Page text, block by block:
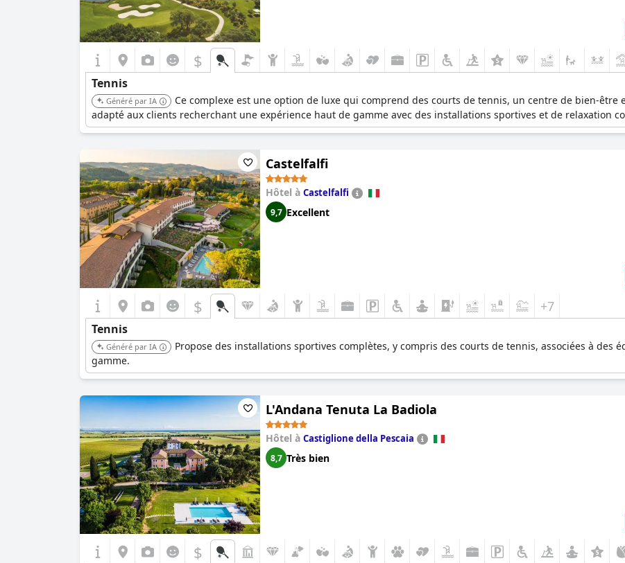
$
Tennis
Généré par IA
Ce complexe est une option de luxe qui comprend des courts de tennis, un centre de bien-
adapté aux clients recherchant une expérience haut de gamme avec des installations sportives et de relaxation
Castelfalfi
Hôtel à Castelfalfi
9,7 Excellent
$ +7
Tennis
Généré par IA
Propose des installations sportives complètes, y compris des courts de tennis, associées à des
gamme.
L'Andana Tenuta La Badiola
Hôtel à Castiglione della Pescaia
8,7 Très bien
$